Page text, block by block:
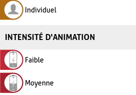
Individuel
INTENSITÉ D'ANIMATION
Faible
Moyenne